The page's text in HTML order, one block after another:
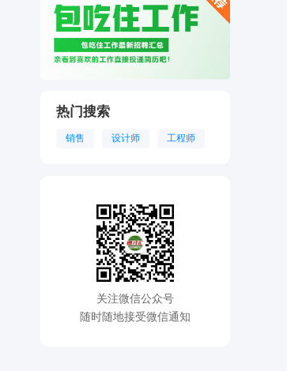
热门搜索
销售 设计师 工程师
关注微信公众号
随时随地接受微信通知